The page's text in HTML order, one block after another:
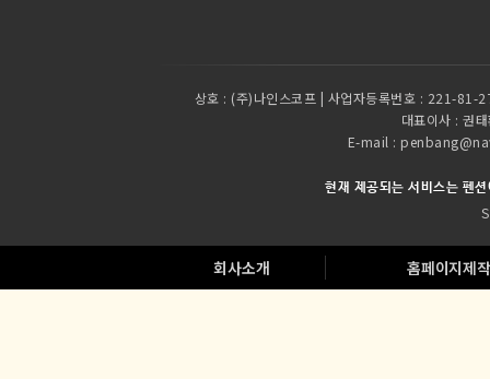
상호 : (주)나인스코프 | 사업자등록번호 : 221-81-
대표이사 : 권
E-mail :
현재 제공되는 서비스는 펜
회사소개 홈페이지제작